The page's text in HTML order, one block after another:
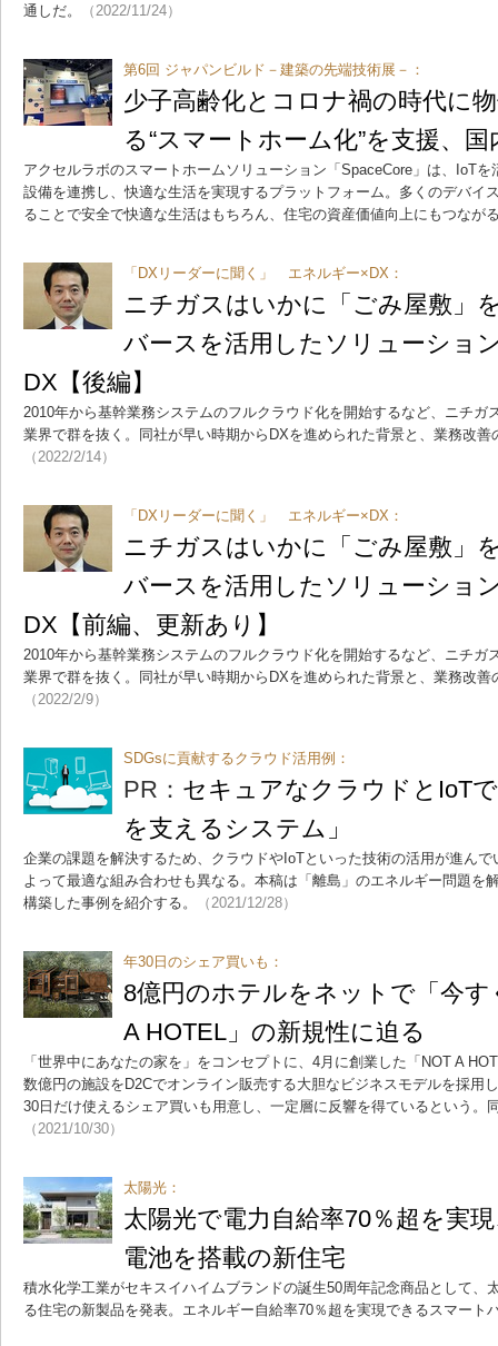
通しだ。
（2022/11/24）
第6回 ジャパンビルド－建築の先端技術展－：
少子高齢化とコロナ禍の時代に
る“スマートホーム化”を支援、
アクセルラボのスマートホームソリューション「SpaceCore」は、IoT
設備を連携し、快適な生活を実現するプラットフォーム。多くのデバイ
ることで安全で快適な生活はもちろん、住宅の資産価値向上にもつなが
「DXリーダーに聞く」 エネルギー×DX：
ニチガスはいかに「ごみ屋敷
バースを活用したソリューショ
DX【後編】
2010年から基幹業務システムのフルクラウド化を開始するなど、ニチガ
業界で群を抜く。同社が早い時期からDXを進められた背景と、業務改
（2022/2/14）
「DXリーダーに聞く」 エネルギー×DX：
ニチガスはいかに「ごみ屋敷
バースを活用したソリューショ
DX【前編、更新あり】
2010年から基幹業務システムのフルクラウド化を開始するなど、ニチガ
業界で群を抜く。同社が早い時期からDXを進められた背景と、業務改
（2022/2/9）
SDGsに貢献するクラウド活用例：
PR： セキュアなクラウドとIoT
を支えるシステム」
企業の課題を解決するため、クラウドやIoTといった技術の活用が進ん
よって最適な組み合わせも異なる。本稿は「離島」のエネルギー問題を
構築した事例を紹介する。
（2021/12/28）
年30日のシェア買いも：
8億円のホテルをネットで「今
A HOTEL」の新規性に迫る
「世界中にあなたの家を」をコンセプトに、4月に創業した「NOT A
数億円の施設をD2Cでオンライン販売する大胆なビジネスモデルを採用
30日だけ使えるシェア買いも用意し、一定層に反響を得ているという
（2021/10/30）
太陽光：
太陽光で電力自給率70％超を実
電池を搭載の新住宅
積水化学工業がセキスイハイムブランドの誕生50周年記念商品として、
る住宅の新製品を発表。エネルギー自給率70％超を実現できるスマート